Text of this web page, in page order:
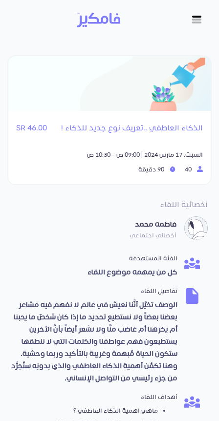
الذكاء العاطفي ..تعريف نوع جديد للذكاء ! 46.00 SR
السبت, 17 مارس 2024 | 09:00 ص - 10:30 ص
أخصائية اللقاء
فاطمه محمد
أخصائي اجتماعي
الفئة المستهدفة
كل من يمهمه موضوع اللقاء
تفاصيل اللقاء
الوصف تخيَّل أنَّنا نعيش في عالم لا نفهم فيه مشاعر
بعضنا بعضاً ولا نستطيع تحديد ما إذا كان شخصٌ ما يحبنا
أم يكرهنا أم غاضب منَّا ولا نشعر أيضاً بأنَّ الآخرين
يستطيعون فهم عواطفنا والكلمات التي لا ننطقها
ستكون الحياة مُبهمة وغريبة بالتأكيد وربما وحشية.
وهنا تكمُن أهمية الذكاء العاطفي والذي بدونِه سنُجرَّد
من جزء رئيسي من التواصل الإنساني.
أهداف اللقاء
ماهي اهمية الذكاء العاطفي ؟